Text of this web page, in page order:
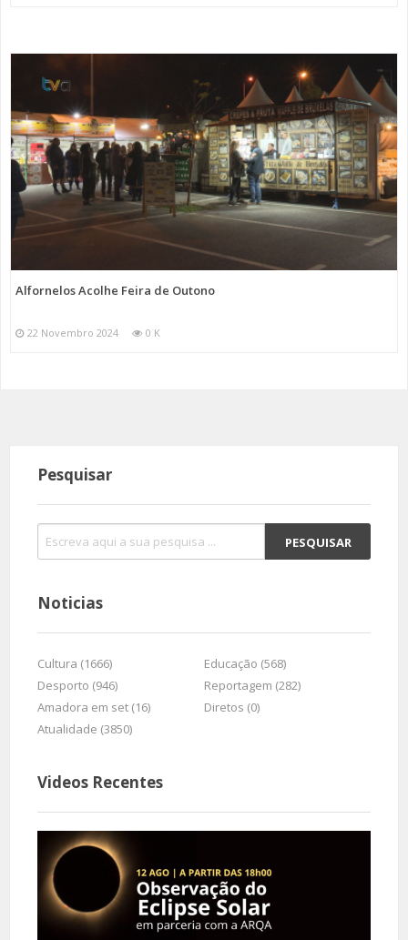
Alfornelos Acolhe Feira de Outono
22 Novembro 2024 0 K
Pesquisar
Noticias
Cultura (1666)
Educação (568)
Desporto (946)
Reportagem (282)
Amadora em set (16)
Diretos (0)
Atualidade (3850)
Videos Recentes